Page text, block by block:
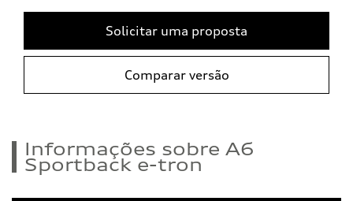
Solicitar uma proposta
Comparar versão
Informações sobre A6
Sportback e-tron